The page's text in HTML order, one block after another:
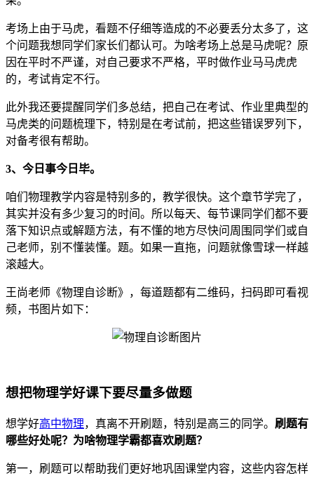
考场上由于马虎，看题不仔细等造成的不必要丢分太多了，这
个问题我想同学们家长们都认可。为啥考场上总是马虎呢？原
因在平时不严谨，对自己要求不严格，平时做作业马马虎虎
的，考试肯定不行。
此外我还要提醒同学们多总结，把自己在考试、作业里典型的
马虎类的问题梳理下，特别是在考试前，把这些错误罗列下，
对备考很有帮助。
3、今日事今日毕。
咱们物理教学内容是特别多的，教学很快。这个章节学完了，
其实并没有多少复习的时间。所以每天、每节课同学们都不要
落下知识点或解题方法，有不懂的地方尽快问周围同学们或自
己老师，别不懂装懂。题。如果一直拖，问题就像雪球一样越
滚越大。
王尚老师《物理自诊断》，每道题都有二维码，扫码即可看视
频，书图片如下：
想把物理学好课下要尽量多做题
想学好高中物理，真离不开刷题，特别是高三的同学。 刷题有
哪些好处呢？为啥物理学霸都喜欢刷题？
第一，刷题可以帮助我们更好地巩固课堂内容，这些内容怎样